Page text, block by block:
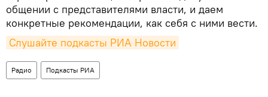
общении с представителями власти, и даем
конкретные рекомендации, как себя с ними вести.
Слушайте подкасты РИА Новости
Радио Подкасты РИА